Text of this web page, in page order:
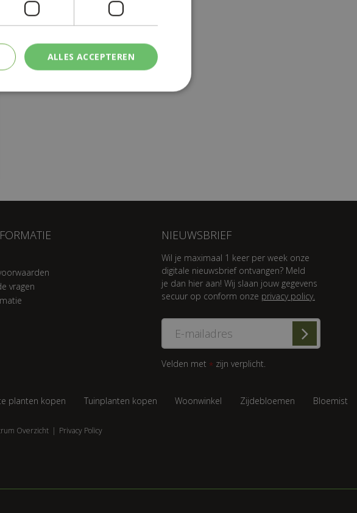
vragen
NIEUWSBRIEF
Wil je maximaal 1 keer per week onze
digitale nieuwsbrief ontvangen? Meld
je dan hier aan! Wij slaan jouw gegevens
secuur op conform onze privacy policy.
Velden met * zijn verplicht.
planten kopen Tuinplanten kopen Woonwinkel Zijdebloemen Bloemist
Overzicht Privacy Policy
ALLES ACCEPTEREN